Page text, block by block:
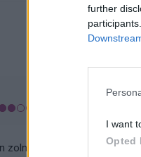
further
I want
Opted
zolnierzy ale widocznie